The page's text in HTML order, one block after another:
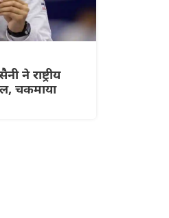
ने राष्ट्रीय
चकमाया